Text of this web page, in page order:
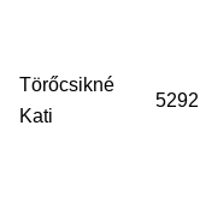
Törőcsikné
Kati
5292